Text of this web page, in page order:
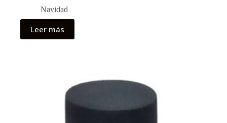
Navidad
Leer más